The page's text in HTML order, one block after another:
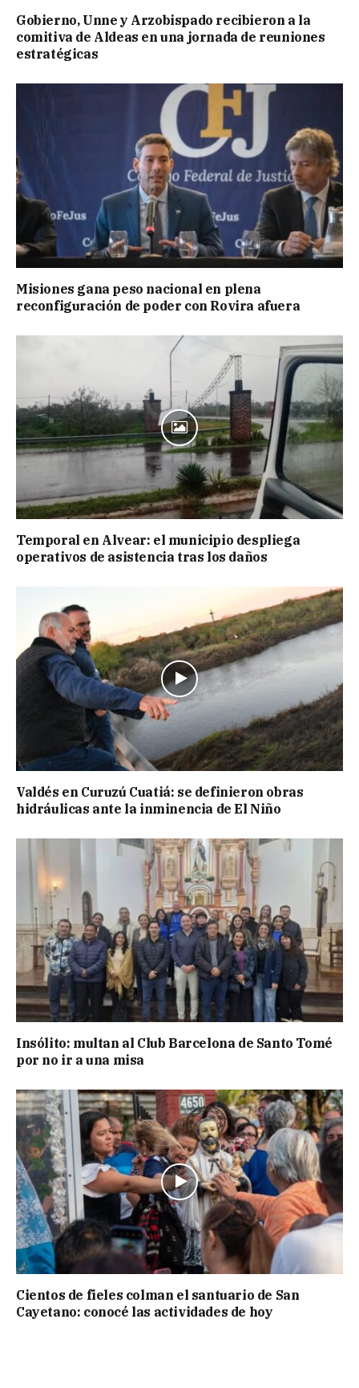
Gobierno, Unne y Arzobispado recibieron a la
comitiva de Aldeas en una jornada de reuniones
estratégicas
Misiones gana peso nacional en plena
reconfiguración de poder con Rovira afuera
Temporal en Alvear: el municipio despliega
operativos de asistencia tras los daños
Valdés en Curuzú Cuatiá: se definieron obras
hidráulicas ante la inminencia de El Niño
Insólito: multan al Club Barcelona de Santo Tomé
por no ir a una misa
Cientos de fieles colman el santuario de San
Cayetano: conocé las actividades de hoy